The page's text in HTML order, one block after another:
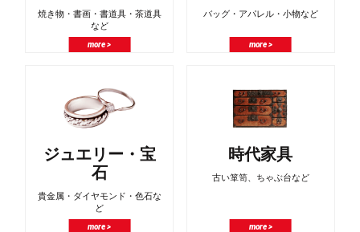
焼き物・書画・書道具・茶道具
など
more >
バッグ・アパレル・小物など
more >
ジュエリー・宝
石
貴金属・ダイヤモンド・色石な
ど
more >
時代家具
古い箪笥、ちゃぶ台など
more >